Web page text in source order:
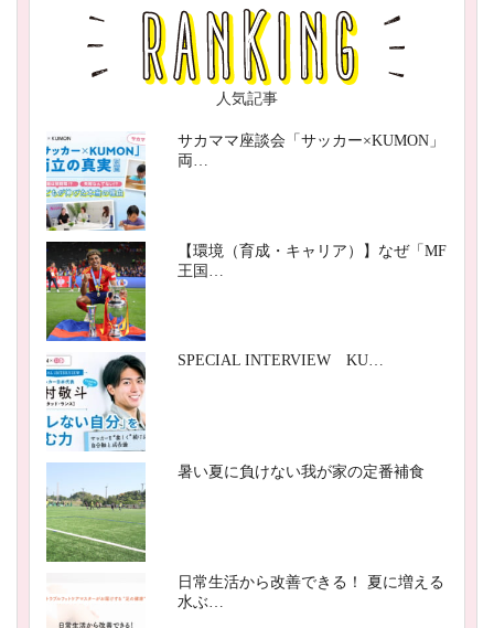
人気記事
サカママ座談会「サッカー×KUMON」
両…
【環境（育成・キャリア）】なぜ「MF
王国…
SPECIAL INTERVIEW KU…
暑い夏に負けない我が家の定番補食
日常生活から改善できる！ 夏に増える
水ぶ…